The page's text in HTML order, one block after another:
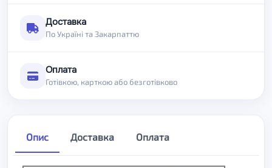
Доставка
По Україні та Закарпаттю
Оплата
Готівкою, карткою або безготівково
Опис Доставка Оплата